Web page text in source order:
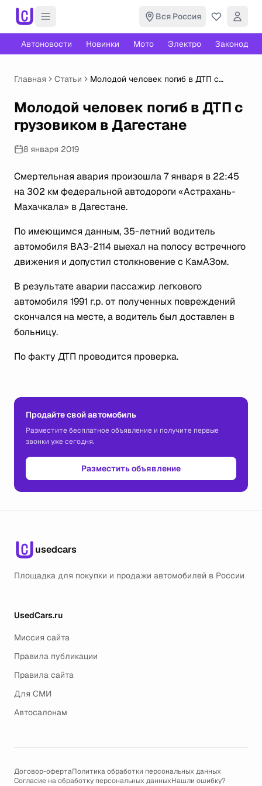
Вся Россия
Автоновости Новинки Мото Электро
Главная Статьи
Молодой человек погиб в ДТП с
Молодой человек погиб в ДТП с
грузовиком в Дагестане
8 января 2019
Смертельная авария произошла 7 января в 22:45
на 302 км федеральной автодороги «Астрахань-
Махачкала» в Дагестане.
По имеющимся данным, 35-летний водитель
автомобиля ВАЗ-2114 выехал на полосу встречного
движения и допустил столкновение с КамАЗом.
В результате аварии пассажир легкового
автомобиля 1991 г.р. от полученных повреждений
скончался на месте, а водитель был доставлен в
больницу.
По факту ДТП проводится проверка.
Продайте свой автомобиль
Разместите бесплатное объявление и получите первые
звонки уже сегодня.
Разместить объявление
usedcars
Площадка для покупки и продажи автомобилей в России
UsedCars.ru
Миссия сайта
Правила публикации
Правила сайта
Для СМИ
Автосалонам
Договор-офертаПолитика обработки персональных данных
Согласие на обработку персональных данныхНашли ошибку?